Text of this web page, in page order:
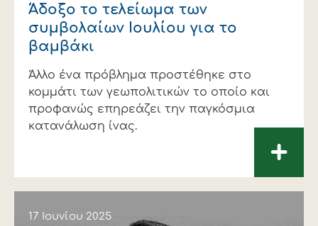
Άδοξο το τελείωµα των
συµβολαίων Ιουλίου για το
βαµβάκι
Άλλο ένα πρόβληµα προστέθηκε στο
κοµµάτι των γεωπολιτικών το οποίο και
προφανώς επηρεάζει την παγκόσµια
κατανάλωση ίνας.
+
17 Ιουνίου 2025